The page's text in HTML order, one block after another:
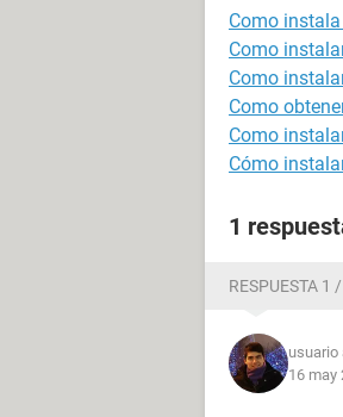
Como
Como
Como
Como
Como
Cómo
1
RESPUESTA 1 /
usuario
16 may